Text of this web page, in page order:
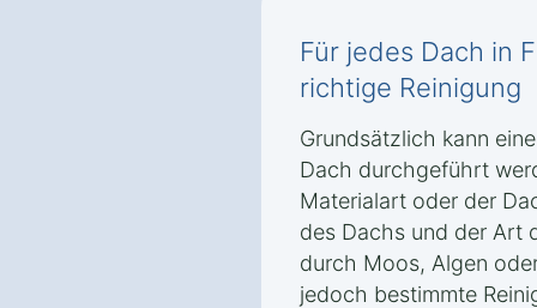
Für jedes Dach in
richtige Reinigung
Grundsätzlich kann
Dach durchgeführt
Materialart oder der
des Dachs und der Art
durch Moos, Algen
jedoch bestimmte